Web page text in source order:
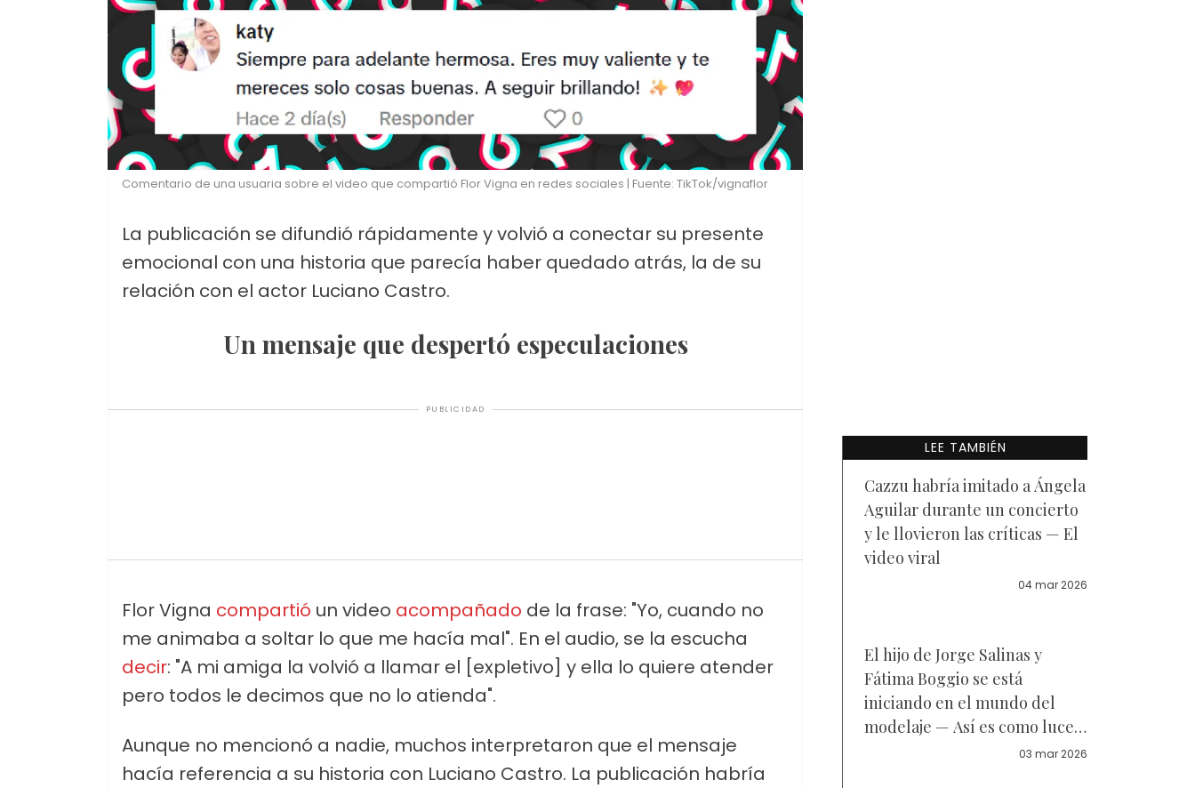
Comentario de una usuaria sobre el video que compartió Flor Vigna en redes sociales | Fuente: TikTok/vignaflor
La publicación se difundió rápidamente y volvió a conectar su presente
emocional con una historia que parecía haber quedado atrás, la de su
relación con el actor Luciano Castro.
Un mensaje que despertó especulaciones
PUBLICIDAD
Flor Vigna compartió un video acompañado de la frase: "Yo, cuando no
me animaba a soltar lo que me hacía mal". En el audio, se la escucha
decir: "A mi amiga la volvió a llamar el [expletivo] y ella lo quiere atender
pero todos le decimos que no lo atienda".
Aunque no mencionó a nadie, muchos interpretaron que el mensaje
hacía referencia a su historia con Luciano Castro. La publicación habría
LEE TAMBIÉN
Cazzu habría imitado a Ángela
Aguilar durante un concierto
y le llovieron las críticas — El
video viral
04 mar 2026
El hijo de Jorge Salinas y
Fátima Boggio se está
iniciando en el mundo del
modelaje — Así es como luce
03 mar 2026